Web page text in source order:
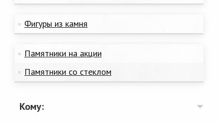
Фигуры из камня
Памятники на акции
Памятники со стеклом
Кому: